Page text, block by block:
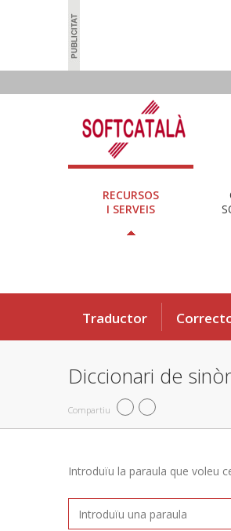
RECURSOS
I SERVEIS
Traductor
Diccionari de
Compartiu
Introduïu la paraula que voleu